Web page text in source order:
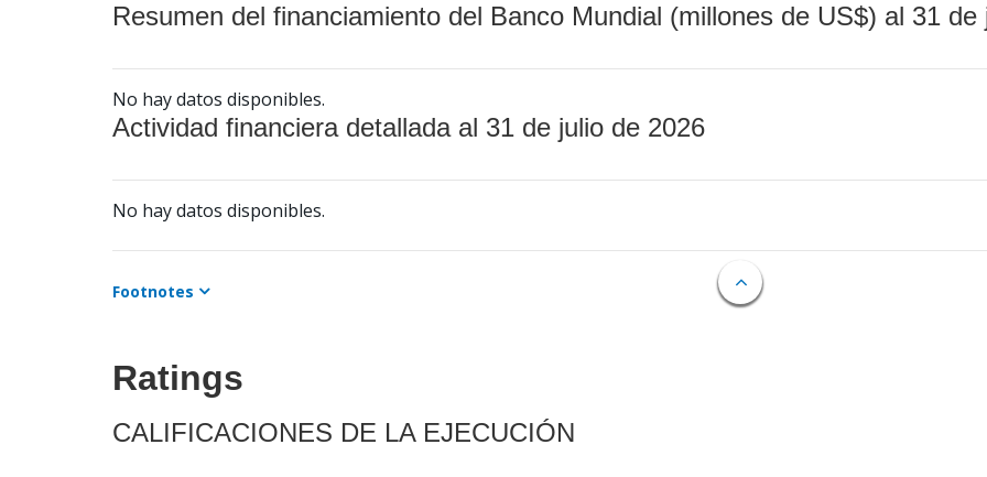
Resumen del financiamiento del Banco Mundial (millones de US$) al 31 de
No hay datos disponibles.
Actividad financiera detallada al 31 de julio de 2026
No hay datos disponibles.
Footnotes
Ratings
CALIFICACIONES DE LA EJECUCIÓN